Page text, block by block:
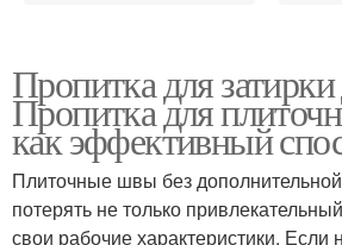
Пропитка для
Пропитка для
как эффективный
Плиточные швы без
потерять не только
свои рабочие характеристики. Если